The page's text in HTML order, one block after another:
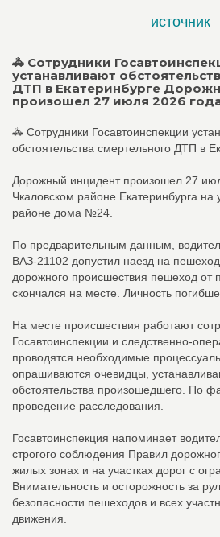
источник
🚓 Сотрудники
устанавливают
ДТП в Екатеринбурге
произошел 27 июля 2026
🚓 Сотрудники Госавтоинспекции
обстоятельства смертельного ДТП в
Дорожный инцидент произошел 27
Чкаловском районе Екатеринбурга на
районе дома №24.
По предварительным данным,
ВАЗ-21102 допустил наезд на
дорожного происшествия пешеход от
скончался на месте. Личность
На месте происшествия работают
Госавтоинспекции и следственно-
проводятся необходимые
опрашиваются очевидцы,
обстоятельства произошедшего. По
проведение расследования.
Госавтоинспекция напоминает
строгого соблюдения Правил
жилых зонах и на участках дорог с
Внимательность и осторожность за
безопасности пешеходов и всех
движения.